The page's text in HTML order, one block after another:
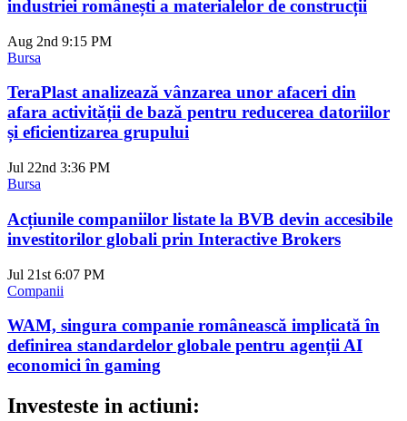
industriei românești a materialelor de construcții
Aug 2nd 9:15 PM
Bursa
TeraPlast analizează vânzarea unor afaceri din
afara activității de bază pentru reducerea datoriilor
și eficientizarea grupului
Jul 22nd 3:36 PM
Bursa
Acțiunile companiilor listate la BVB devin accesibile
investitorilor globali prin Interactive Brokers
Jul 21st 6:07 PM
Companii
WAM, singura companie românească implicată în
definirea standardelor globale pentru agenții AI
economici în gaming
Investeste in actiuni: